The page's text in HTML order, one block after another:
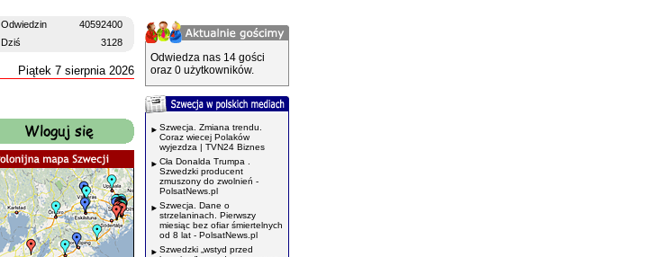
Odwiedzin
40592400
Dziś
3128
Piątek 7 sierpnia 2026
Odwiedza nas 14 gości
oraz 0 użytkowników.
Szwecja. Zmiana trendu.
Coraz wiecej Polaków
wyjezdza | TVN24 Biznes
Cła Donalda Trumpa .
Szwedzki producent
zmuszony do zwolnień -
PolsatNews.pl
Szwecja. Dane o
strzelaninach. Pierwszy
miesiąc bez ofiar śmiertelnych
od 8 lat - PolsatNews.pl
Szwedzki „wstyd przed